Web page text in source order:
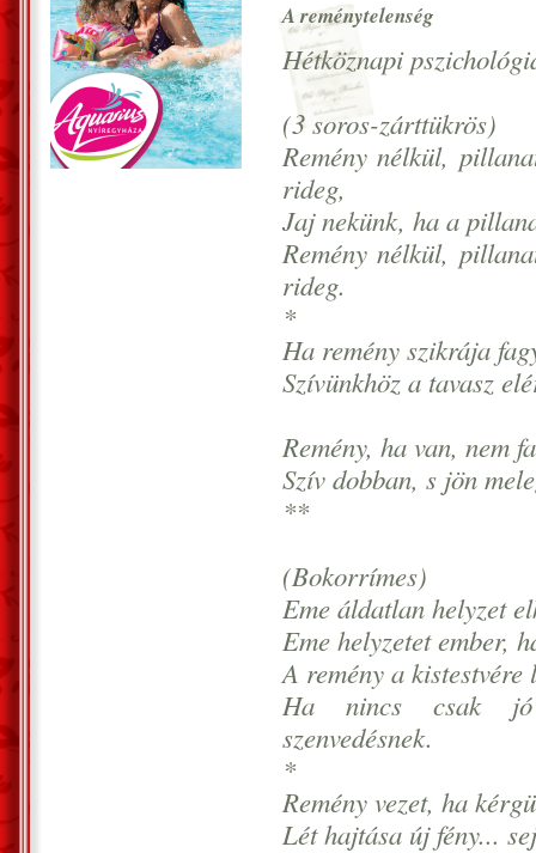
A reménytelenség
Hétköznapi
(3 soros-zárttükrös)
Remény nélkül,
rideg,
Jaj nekünk, ha a
Remény nélkül,
rideg.
*
Ha remény szikrája
Szívünkhöz a tavasz
Remény, ha van, nem
Szív dobban, s jön
**
(Bokorrímes)
Eme áldatlan helyzet
Eme helyzetet ember,
A remény a kistestvére
Ha nincs csak jó
szenvedésnek.
*
Remény vezet, ha
Lét hajtása új fény...